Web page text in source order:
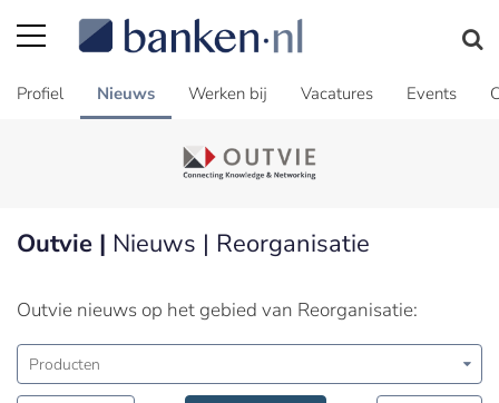
Profiel Nieuws Werken bij Vacatures Events
Outvie | Nieuws | Reorganisatie
Outvie nieuws op het gebied van Reorganisatie:
Producten